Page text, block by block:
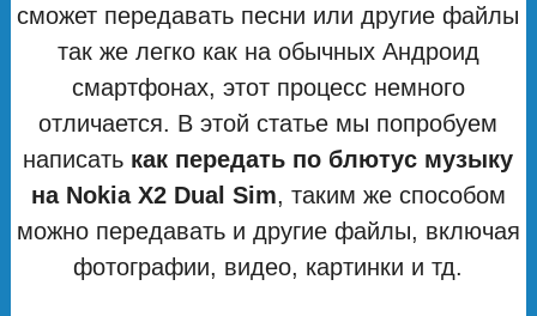
сможет передавать песни или другие файлы
так же легко как на обычных Андроид
смартфонах, этот процесс немного
отличается. В этой статье мы попробуем
написать как передать по блютус музыку
на Nokia X2 Dual Sim, таким же способом
можно передавать и другие файлы, включая
фотографии, видео, картинки и тд.